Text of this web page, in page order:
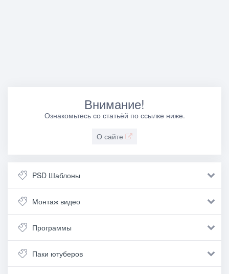
Внимание!
Ознакомьтесь со статьёй по ссылке ниже.
О сайте
PSD Шаблоны
Монтаж видео
Программы
Паки ютуберов